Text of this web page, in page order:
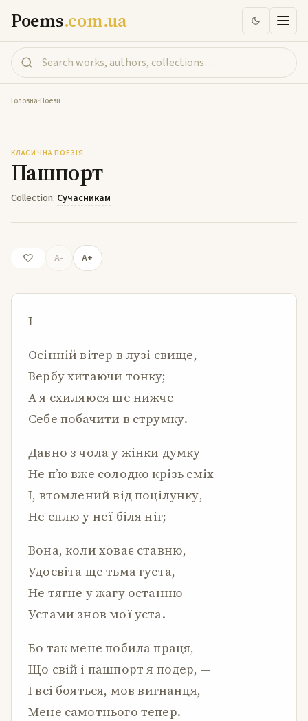
Poems.com.ua
Головна-Поезії
КЛАСИЧНА ПОЕЗІЯ
Пашпорт
Collection: Сучасникам
A- A+
I
Осінній вітер в лузі свище,
Вербу хитаючи тонку;
А я схиляюся ще нижче
Себе побачити в струмку.
Давно з чола у жінки думку
Не п’ю вже солодко крізь сміх
І, втомлений від поцілунку,
Не сплю у неї біля ніг;
Вона, коли ховає ставню,
Удосвіта ще тьма густа,
Не тягне у жагу останню
Устами знов мої уста.
Бо так мене побила праця,
Що свій і пашпорт я подер, —
І всі бояться, мов вигнанця,
Мене самотнього тепер.